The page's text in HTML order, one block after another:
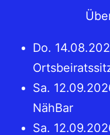
Do.
Sa.
NähBar
Sa.